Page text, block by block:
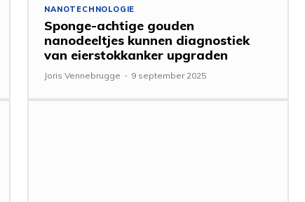
NANOTECHNOLOGIE
Sponge-achtige gouden
nanodeeltjes kunnen diagnostiek
van eierstokkanker upgraden
Joris Vennebrugge - 9 september 2025